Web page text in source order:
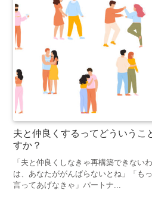
夫と仲良くするってどういうこ
すか？
「夫と仲良くしなきゃ再構築できない
は、あなたががんばらないとね」「も
言ってあげなきゃ」パートナ...